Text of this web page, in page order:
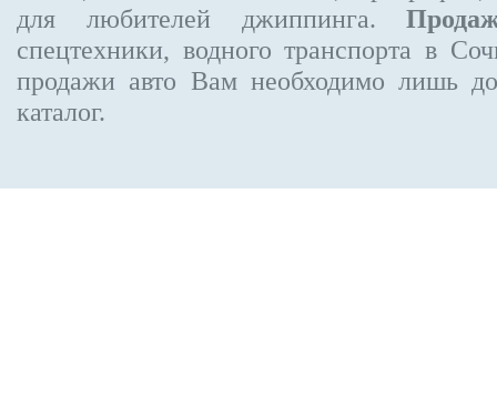
для любителей джиппинга.
спецтехники, водного транспорта в
продажи авто Вам необходимо лишь
каталог.